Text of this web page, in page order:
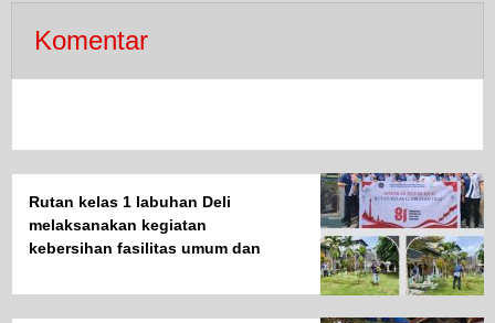
Komentar
Rutan kelas 1 labuhan Deli
melaksanakan kegiatan
kebersihan fasilitas umum dan